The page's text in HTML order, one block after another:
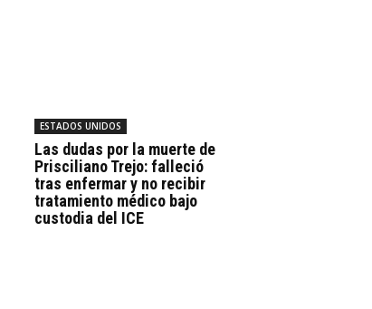
ESTADOS UNIDOS
Las dudas por la muerte de
Prisciliano Trejo: falleció
tras enfermar y no recibir
tratamiento médico bajo
custodia del ICE